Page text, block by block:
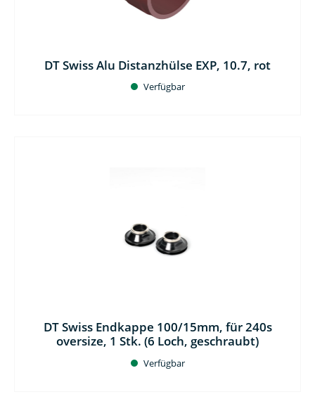
DT Swiss Alu Distanzhülse EXP, 10.7, rot
Verfügbar
DT Swiss Endkappe 100/15mm, für 240s
oversize, 1 Stk. (6 Loch, geschraubt)
Verfügbar